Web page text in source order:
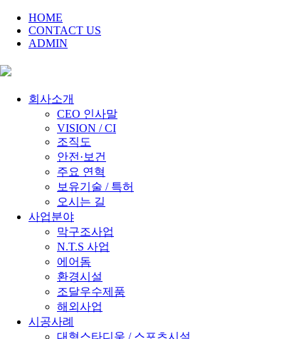
HOME
CONTACT US
ADMIN
회사소개
CEO 인사말
VISION / CI
조직도
안전·보건
주요 연혁
보유기술 / 특허
오시는 길
사업분야
막구조사업
N.T.S 사업
에어돔
환경시설
조달우수제품
해외사업
시공사례
대형스타디움 / 스포츠시설